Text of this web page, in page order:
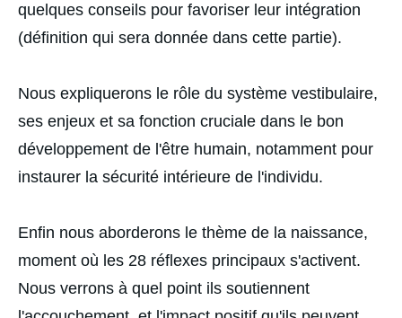
quelques conseils pour favoriser leur intégration
(définition qui sera donnée dans cette partie).
Nous expliquerons le rôle du système vestibulaire,
ses enjeux et sa fonction cruciale dans le bon
développement de l'être humain, notamment pour
instaurer la sécurité intérieure de l'individu.
Enfin nous aborderons le thème de la naissance,
moment où les 28 réflexes principaux s'activent.
Nous verrons à quel point ils soutiennent